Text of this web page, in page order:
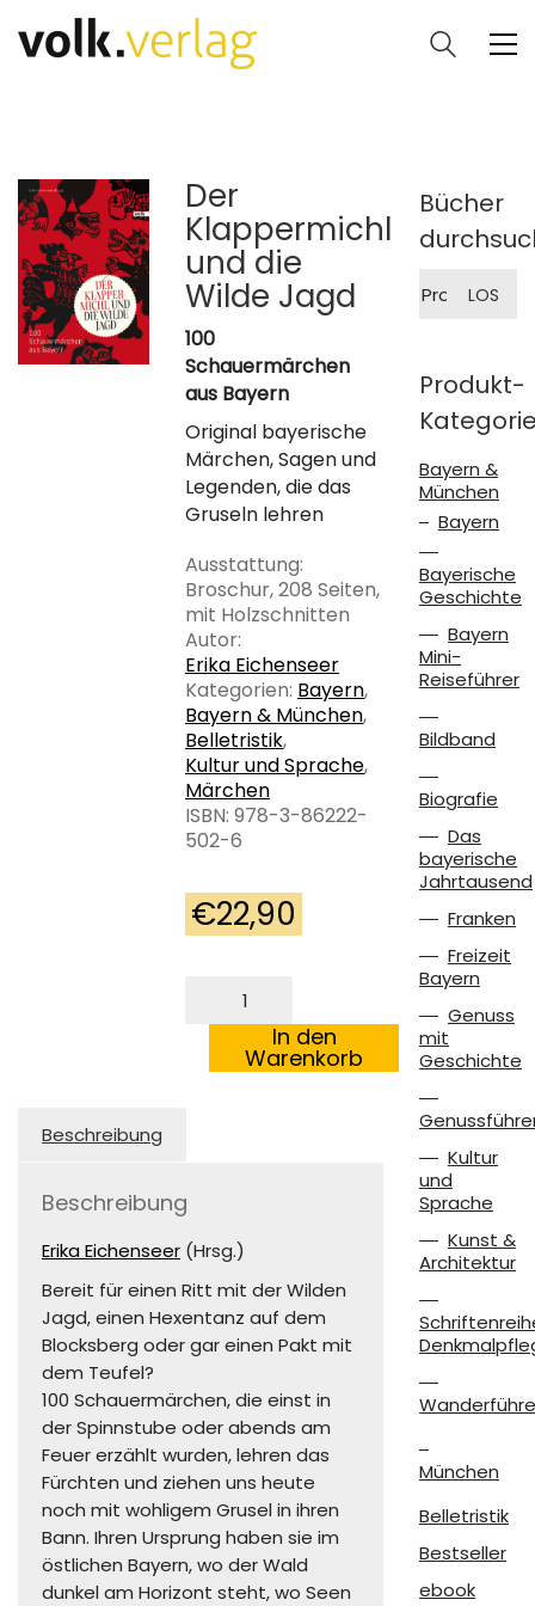
Der
Klappermichl
und die
Wilde Jagd
100
Schauermärchen
aus Bayern
Original bayerische
Märchen, Sagen und
Legenden, die das
Gruseln lehren
Ausstattung:
Broschur, 208 Seiten,
mit Holzschnitten
Autor:
Erika Eichenseer
Kategorien: Bayern,
Bayern & München,
Belletristik,
Kultur und Sprache,
Märchen
ISBN: 978-3-86222-
502-6
€22,90
Klappermichl
und
Wilde
In den
Warenkorb
Beschreibung
Beschreibung
Erika Eichenseer (Hrsg.)
Bereit für einen Ritt mit der Wilden
Jagd, einen Hexentanz auf dem
Blocksberg oder gar einen Pakt mit
dem Teufel?
100 Schauermärchen, die einst in
der Spinnstube oder abends am
Feuer erzählt wurden, lehren das
Fürchten und ziehen uns heute
noch mit wohligem Grusel in ihren
Bann. Ihren Ursprung haben sie im
östlichen Bayern, wo der Wald
dunkel am Horizont steht, wo Seen
Bücher
nach:
LOS
Produkt-
Bayern &
München
Bayern
Bayerische
Geschichte
Bayern
Mini-
Reiseführer
Bildband
Biografie
Das
bayerische
Jahrtausend
Franken
Freizeit
Bayern
Genuss
mit
Geschichte
Kultur
und
Sprache
Kunst &
Architektur
München
Belletristik
Bestseller
ebook